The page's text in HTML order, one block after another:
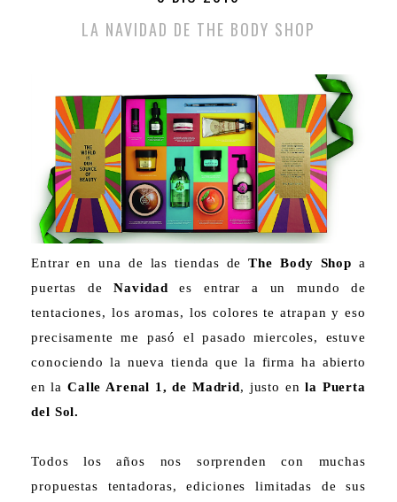
LA NAVIDAD DE THE BODY SHOP
Entrar en una de las tiendas deThe Body Shop a
puertas deNavidad es entrar a un mundo de
tentaciones, los aromas, los colores te atrapan y eso
precisamente me pasó el pasado miercoles, estuve
conociendo la nueva tienda que la firma ha abierto
en la Calle Arenal 1, de Madrid, justo enla Puerta
del Sol.
Todos los años nos sorprenden con muchas
propuestas tentadoras, ediciones limitadas de sus